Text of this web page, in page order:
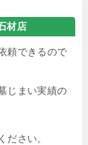
材店
頼できるので
じまい実績の
ださい。